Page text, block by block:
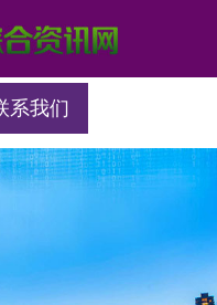
系我们